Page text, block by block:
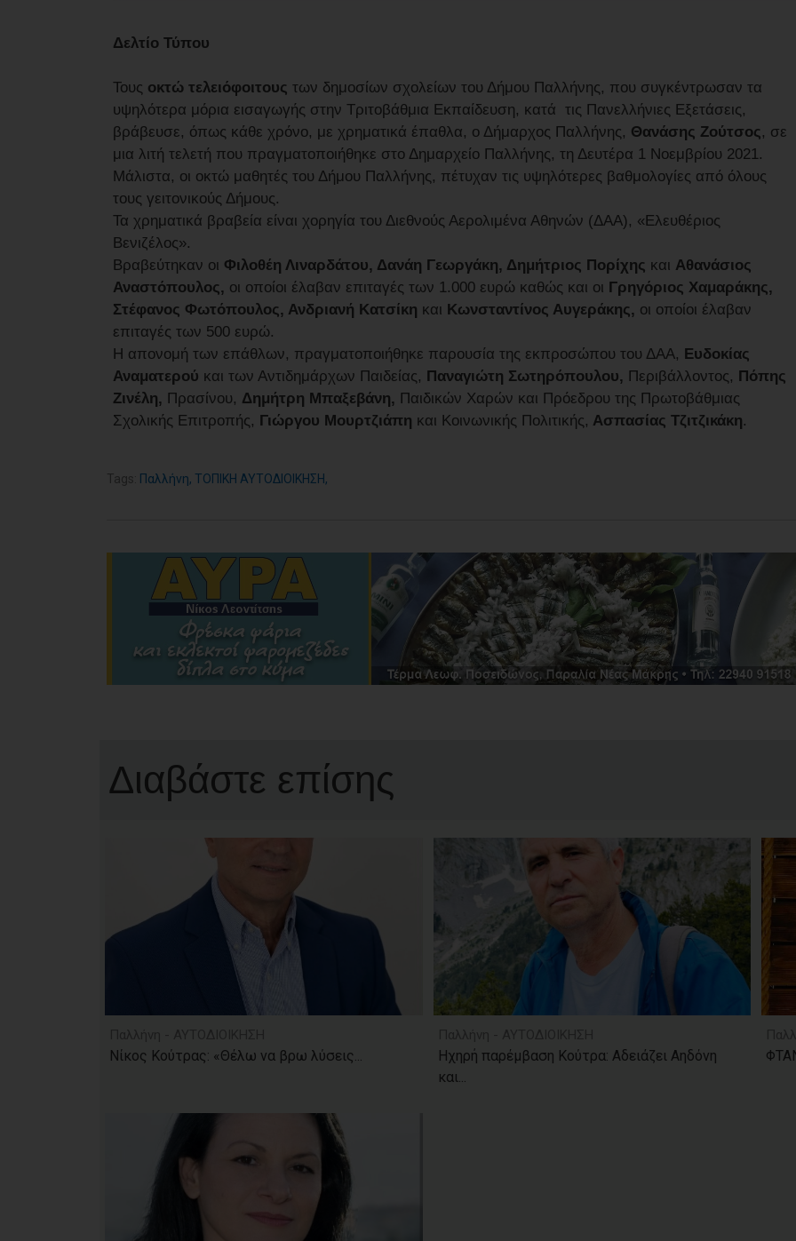
Δελτίο Τύπου
Τους οκτώ τελειόφοιτους των δημοσίων σχολείων του Δήμου Παλλήνης, που συγκέντρωσαν τα
υψηλότερα μόρια εισαγωγής στην Τριτοβάθμια Εκπαίδευση, κατά τις Πανελλήνιες Εξετάσεις,
βράβευσε, όπως κάθε χρόνο, με χρηματικά έπαθλα, ο Δήμαρχος Παλλήνης, Θανάσης Ζούτσος, σε
μια λιτή τελετή που πραγματοποιήθηκε στο Δημαρχείο Παλλήνης, τη Δευτέρα 1 Νοεμβρίου 2021.
Μάλιστα, οι οκτώ μαθητές του Δήμου Παλλήνης, πέτυχαν τις υψηλότερες βαθμολογίες από όλους
τους γειτονικούς Δήμους.
Τα χρηματικά βραβεία είναι χορηγία του Διεθνούς Αερολιμένα Αθηνών (ΔΑΑ), «Ελευθέριος
Βενιζέλος».
Βραβεύτηκαν οι Φιλοθέη Λιναρδάτου, Δανάη Γεωργάκη, Δημήτριος Πορίχης και Αθανάσιος
Αναστόπουλος, οι οποίοι έλαβαν επιταγές των 1.000 ευρώ καθώς και οι Γρηγόριος Χαμαράκης,
Στέφανος Φωτόπουλος, Ανδριανή Κατσίκη και Κωνσταντίνος Αυγεράκης, οι οποίοι έλαβαν
επιταγές των 500 ευρώ.
Η απονομή των επάθλων, πραγματοποιήθηκε παρουσία της εκπροσώπου του ΔΑΑ, Ευδοκίας
Αναματερού και των Αντιδημάρχων Παιδείας, Παναγιώτη Σωτηρόπουλου, Περιβάλλοντος, Πόπης
Ζινέλη, Πρασίνου, Δημήτρη Μπαξεβάνη, Παιδικών Χαρών και Πρόεδρου της Πρωτοβάθμιας
Σχολικής Επιτροπής, Γιώργου Μουρτζιάπη και Κοινωνικής Πολιτικής, Ασπασίας Τζιτζικάκη.
Tags: Παλλήνη, ΤΟΠΙΚΗ ΑΥΤΟΔΙΟΙΚΗΣΗ,
Διαβάστε επίσης
Νίκος Κούτρας: «Θέλω να βρω λύσεις...
Ηχηρή παρέμβαση Κούτρα: Αδειάζει Αηδόνη
και...